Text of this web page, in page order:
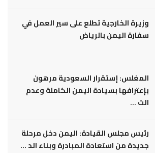
وزيرة الخارجية تطلع على سير العمل في
سفارة اليمن بالرياض
المغلس: إستقرار السعودية مرهون
بإعترافها بسيادة اليمن الكاملة وعدم
الت ...
رئيس مجلس القيادة: اليمن دخل مرحلة
جديدة من استعادة المبادرة وبناء الد ...